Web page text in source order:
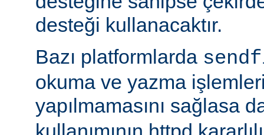
desteği kullanacaktır.
Bazı platformlarda
okuma ve yazma
yapılmamasını sağlasa